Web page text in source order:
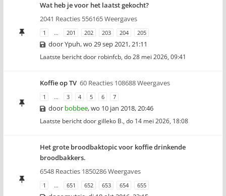
Wat heb je voor het laatst gekocht?
2041 Reacties 556165 Weergaves
1 … 201 202 203 204 205
doorYpuh,wo 29 sep 2021, 21:11
Laatste bericht door robinfcb, do 28 mei 2026, 09:41
Koffie op TV 60 Reacties 108688 Weergaves
1 … 3 4 5 6 7
door bobbee,wo 10 jan 2018, 20:46
Laatste bericht doorgilleko B., do 14 mei 2026, 18:08
Het grote broodbaktopic voor koffie drinkende
broodbakkers.
6548 Reacties 1850286 Weergaves
1 … 651 652 653 654 655